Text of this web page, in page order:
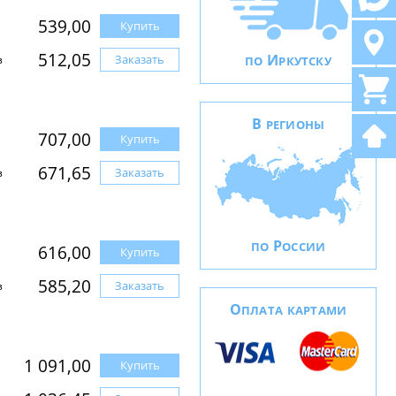
539,00 Купить
512,05 Заказать
707,00 Купить
671,65 Заказать
616,00 Купить
585,20 Заказать
1 091,00 Купить
ПО ИРКУТСКУ
В РЕГИОНЫ
ПО РОССИИ
ОПЛАТА КАРТАМИ